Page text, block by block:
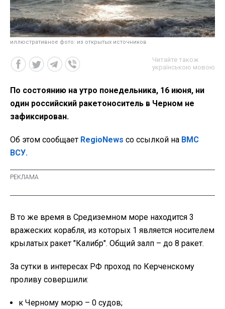
иллюстративное фото: из открытых источников
Читайте також
українською мовою
По состоянию на утро понедельника, 16 июня, ни
один российский ракетоноситель в Черном не
зафиксирован.
Об этом сообщает RegioNews со ссылкой на ВМС
ВСУ.
В то же время в Средиземном море находится 3
вражеских корабля, из которых 1 является носителем
крылатых ракет "Калибр". Общий залп – до 8 ракет.
За сутки в интересах РФ проход по Керченскому
проливу совершили:
к Черному морю – 0 судов;